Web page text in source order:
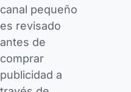
canal pequeño
es revisado
antes de
comprar
publicidad a